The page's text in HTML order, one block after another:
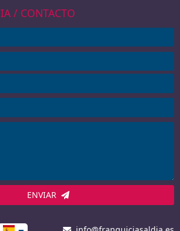
/ CONTACTO
ENVIAR